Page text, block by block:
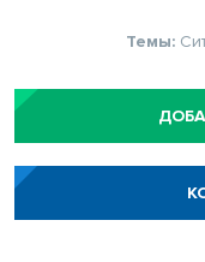
Темы: